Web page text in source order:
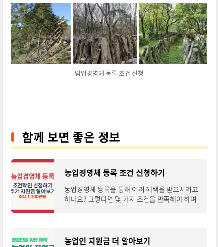
임업경영체 등록 조건 신청
함께 보면 좋은 정보
농업경영체 등록 조건 신청하기
농업경영체 등록을 통해 여러 혜택을 받으시려고
하나요? 그렇다면 몇 가지 조건을 만족해야 하며
농업인 지원금 더 알아보기